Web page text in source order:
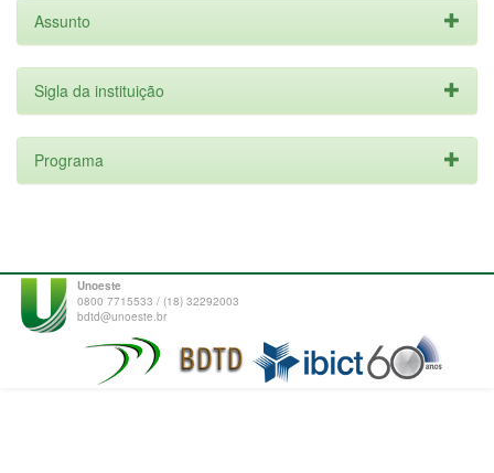
Assunto
Sigla da instituição
Programa
Unoeste
0800 7715533 / (18) 32292003
bdtd@unoeste.br